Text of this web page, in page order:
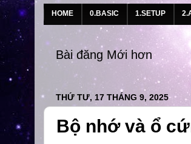
HOME 0.BASIC 1.SETUP
Bài đăng Mới hơn
THỨ TƯ, 17 THÁNG 9, 2025
Bộ nhớ và ổ